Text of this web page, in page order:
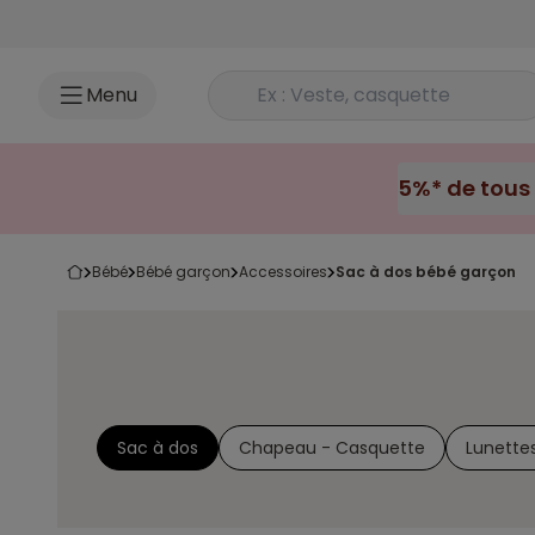
Menu Rechercher un produit
bébé bébé garçon accessoires sac à dos bébé garçon
Sac à dos Chapeau - Casquette